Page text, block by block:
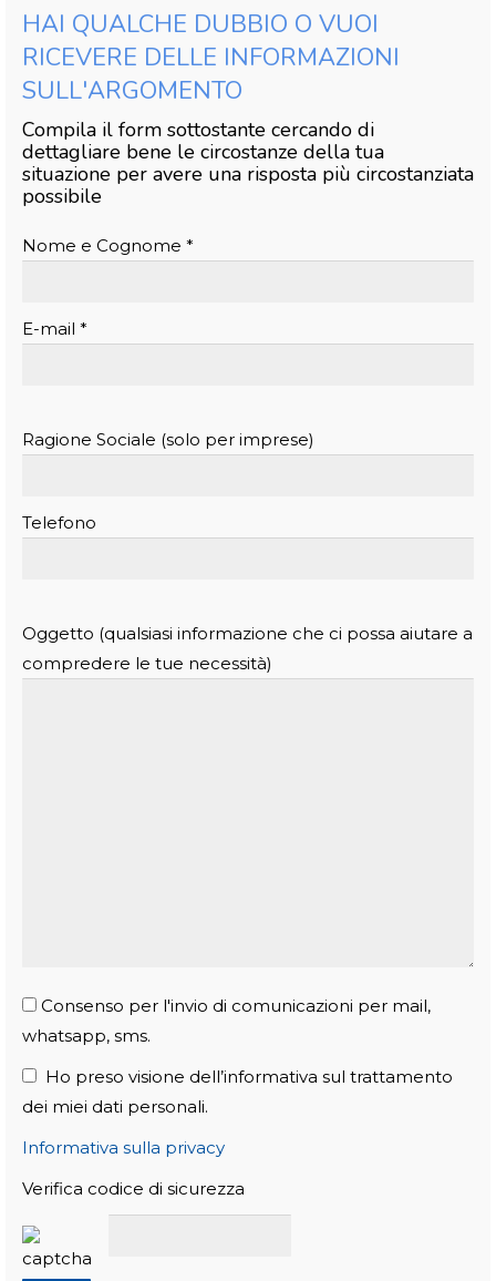
HAI QUALCHE DUBBIO O VUOI
RICEVERE DELLE INFORMAZIONI
SULL'ARGOMENTO
Compila il form sottostante cercando di
dettagliare bene le circostanze della tua
situazione per avere una risposta più circostanziata
possibile
Nome e Cognome *
E-mail *
Ragione Sociale (solo per imprese)
Telefono
Oggetto (qualsiasi informazione che ci possa aiutare a
compredere le tue necessità)
Consenso per l'invio di comunicazioni per mail,
whatsapp, sms.
Ho preso visione dell’informativa sul trattamento
dei miei dati personali.
Informativa sulla privacy
Verifica codice di sicurezza